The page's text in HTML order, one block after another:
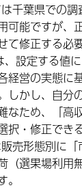
千葉県での
可能ですが、
て修正する必
設定する値
経営の実態に
しかし、自分
なため、「高
択・修正でき
売形態別に
選果場利用